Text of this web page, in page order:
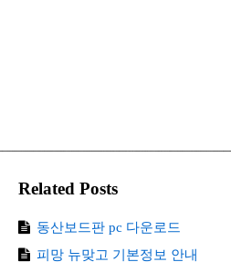
Related Posts
동산보드판 pc 다운로드
피망 뉴맞고 기본정보 안내